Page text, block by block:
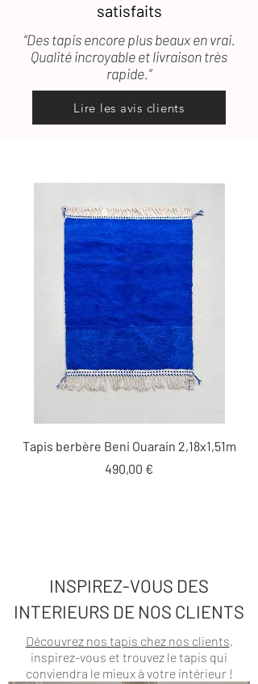
satisfaits
“Des tapis encore plus beaux en vrai.
Qualité incroyable et livraison très
rapide.”
Lire les avis clients
Tapis berbère Beni Ouarain 2,18x1,51m
Prix
490,00 €
INSPIREZ-VOUS DES
INTERIEURS DE NOS CLIENTS
Découvrez nos tapis chez nos clients,
inspirez-vous et trouvez le tapis qui
conviendra le mieux à votre intérieur !